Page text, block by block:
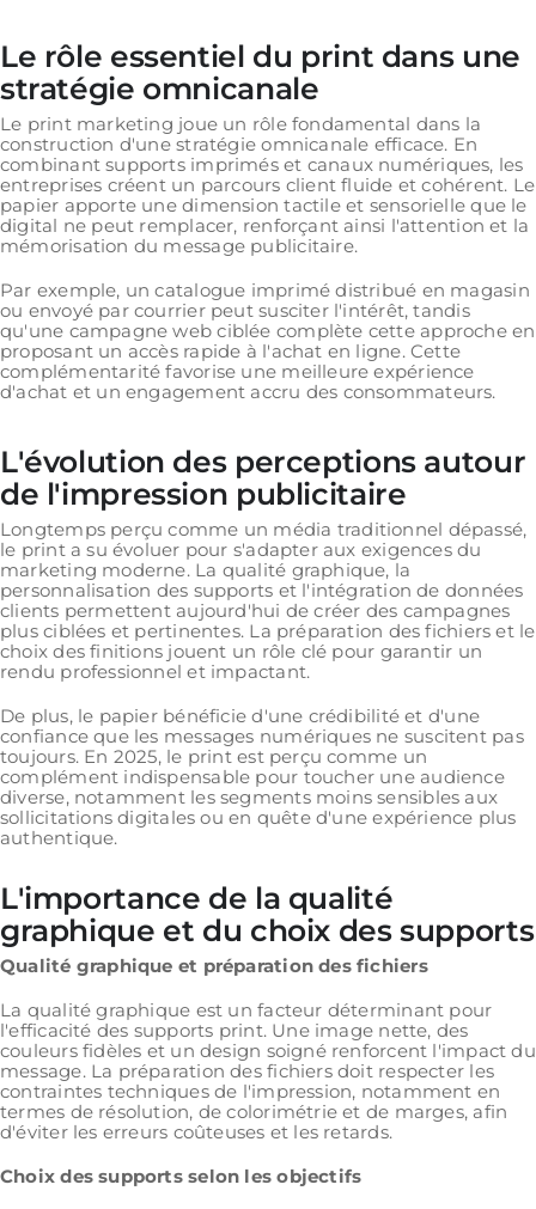
Le rôle essentiel du print dans une
stratégie omnicanale
Le print marketing joue un rôle fondamental dans la
construction d'une stratégie omnicanale efficace. En
combinant supports imprimés et canaux numériques, les
entreprises créent un parcours client fluide et cohérent. Le
papier apporte une dimension tactile et sensorielle que le
digital ne peut remplacer, renforçant ainsi l'attention et la
mémorisation du message publicitaire.
Par exemple, un catalogue imprimé distribué en magasin
ou envoyé par courrier peut susciter l'intérêt, tandis
qu'une campagne web ciblée complète cette approche en
proposant un accès rapide à l'achat en ligne. Cette
complémentarité favorise une meilleure expérience
d'achat et un engagement accru des consommateurs.
L'évolution des perceptions autour
de l'impression publicitaire
Longtemps perçu comme un média traditionnel dépassé,
le print a su évoluer pour s'adapter aux exigences du
marketing moderne. La qualité graphique, la
personnalisation des supports et l'intégration de données
clients permettent aujourd'hui de créer des campagnes
plus ciblées et pertinentes. La préparation des fichiers et le
choix des finitions jouent un rôle clé pour garantir un
rendu professionnel et impactant.
De plus, le papier bénéficie d'une crédibilité et d'une
confiance que les messages numériques ne suscitent pas
toujours. En 2025, le print est perçu comme un
complément indispensable pour toucher une audience
diverse, notamment les segments moins sensibles aux
sollicitations digitales ou en quête d'une expérience plus
authentique.
L'importance de la qualité
graphique et du choix des supports
Qualité graphique et préparation des fichiers
La qualité graphique est un facteur déterminant pour
l'efficacité des supports print. Une image nette, des
couleurs fidèles et un design soigné renforcent l'impact du
message. La préparation des fichiers doit respecter les
contraintes techniques de l'impression, notamment en
termes de résolution, de colorimétrie et de marges, afin
d'éviter les erreurs coûteuses et les retards.
Choix des supports selon les objectifs